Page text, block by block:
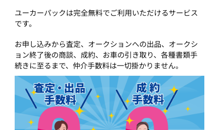
ユーカーパックは完全無料でご利用いただけるサービス
です。
お申し込みから査定、オークションへの出品、オークシ
ョン終了後の商談、成約、お車の引き取り、各種書類手
続きに至るまで、仲介手数料は一切掛かりません。